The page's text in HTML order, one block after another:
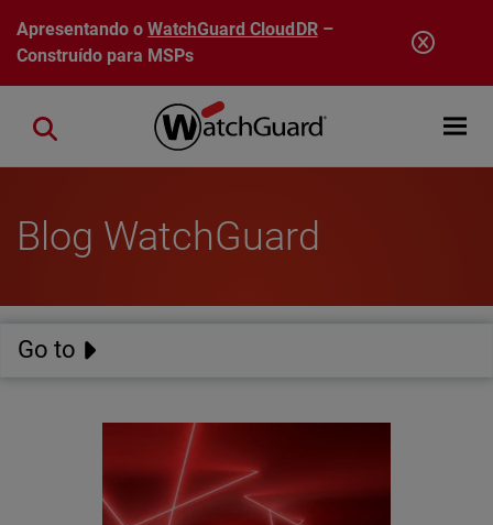
Pular para o conteúdo principal
Apresentando oWatchGuard CloudDR–
Construído para MSPs
Open
Close search
Blog WatchGuard
Go to